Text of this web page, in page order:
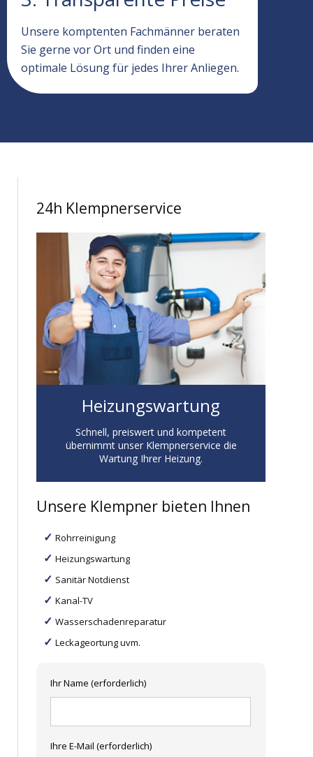
Unsere komptenten Fachmänner beraten
Sie gerne vor Ort und finden eine
optimale Lösung für jedes Ihrer Anliegen.
24h Klempnerservice
Heizungswartung
Schnell, preiswert und kompetent
übernimmt unser Klempnerservice die
Wartung Ihrer Heizung.
Unsere Klempner bieten Ihnen
Rohrreinigung
Heizungswartung
Sanitär Notdienst
Kanal-TV
Wasserschadenreparatur
Leckageortung uvm.
Ihr Name (erforderlich)
Ihre E-Mail (erforderlich)